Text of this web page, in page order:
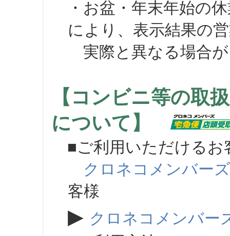
・お盆・年末年始の
により、表示結果の
実際と異なる場合が
【コンビニ等の取
について】
■ご利用いただけるお
クロネコメンバーズ
客様
▶ クロネコメンバー